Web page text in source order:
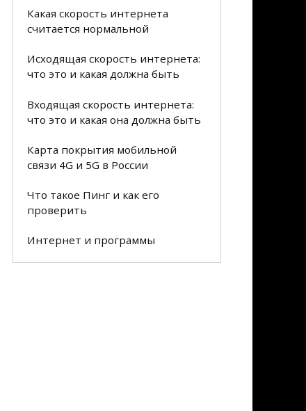
Какая скорость интернета
считается нормальной
Исходящая скорость интернета:
что это и какая должна быть
Входящая скорость интернета:
что это и какая она должна быть
Карта покрытия мобильной
связи 4G и 5G в России
Что такое Пинг и как его
проверить
Интернет и программы